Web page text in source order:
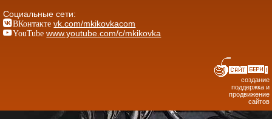
Социальные сети:
ВКонтакте vk.com/mkikovkacom
YouTube www.youtube.com/c/mkikovka
создание
поддержка и
продвижение
сайтов